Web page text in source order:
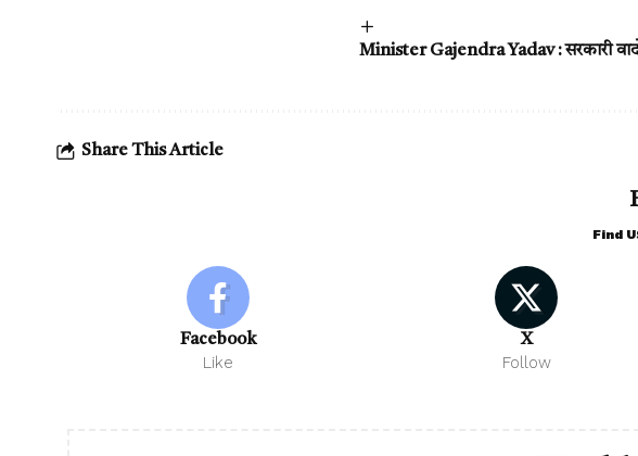
Minister Gajendra Yadav : सरकारी वादों
Share This Article
Find
Facebook
Like
X
Follow